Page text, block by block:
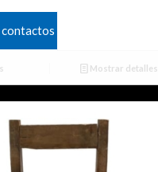
Mostrar detalles